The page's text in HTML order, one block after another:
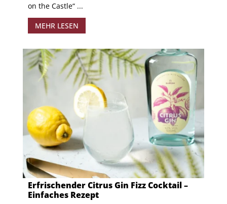
on the Castle“ ...
MEHR LESEN
Erfrischender Citrus Gin Fizz Cocktail –
Einfaches Rezept